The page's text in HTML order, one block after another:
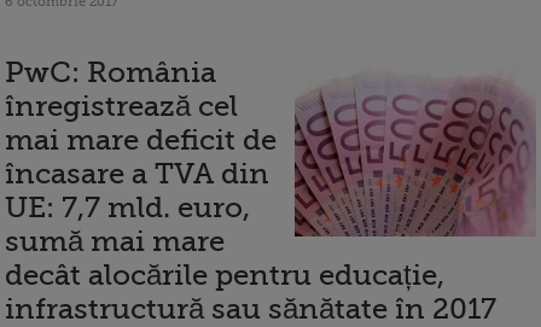
PwC: România
înregistrează cel
mai mare deficit de
încasare a TVA din
UE: 7,7 mld. euro,
sumă mai mare
decât alocările pentru educație,
infrastructură sau sănătate în 2017